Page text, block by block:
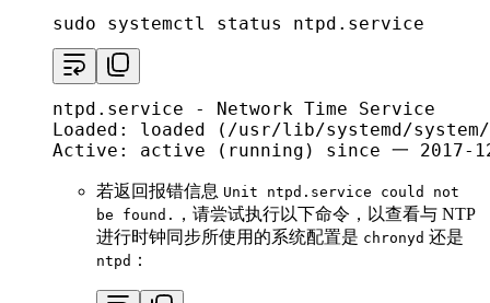
sudo systemctl status ntpd.service
ntpd.service - Network Time Service
Loaded: loaded (/usr/lib/systemd/
Active: active (running) since 一 2017-
若返回报错信息 Unit ntpd.service could not
be found.
，请尝试执行以下命令，以查看与 NTP
进行时钟同步所使用的系统配置是 chronyd 还是
ntpd ：